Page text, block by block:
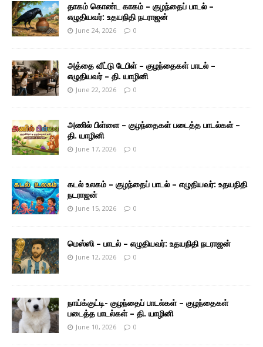
தாகம் கொண்ட காகம் – குழந்தைப் பாடல் –
எழுதியவர்: உதயநிதி நடராஜன்
June 24, 2026 0
அத்தை வீட்டு டேபிள் – குழந்தைகள் பாடல் –
எழுதியவர் – தி. யாழினி
June 22, 2026 0
அணில் பிள்ளை – குழந்தைகள் படைத்த பாடல்கள் –
தி. யாழினி
June 17, 2026 0
கடல் உலகம் – குழந்தைப் பாடல் – எழுதியவர்: உதயநிதி
நடராஜன்
June 15, 2026 0
மெஸ்ஸி – பாடல் – எழுதியவர்: உதயநிதி நடராஜன்
June 12, 2026 0
நாய்க்குட்டி- குழந்தைப் பாடல்கள் – குழந்தைகள்
படைத்த பாடல்கள் – தி. யாழினி
June 10, 2026 0